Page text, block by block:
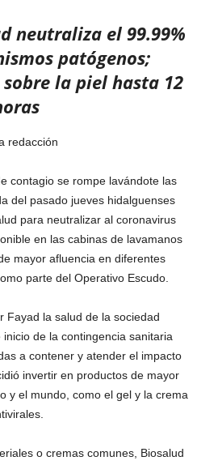
neutraliza el 99.99%
patógenos;
la piel hasta 12
redacción
contagio se rompe lavándote las
del pasado jueves hidalguenses
para neutralizar al coronavirus
en las cabinas de lavamanos
mayor afluencia en diferentes
parte del Operativo Escudo.
Fayad la salud de la sociedad
de la contingencia sanitaria
a contener y atender el impacto
invertir en productos de mayor
y el mundo, como el gel y la crema
o cremas comunes, Biosalud